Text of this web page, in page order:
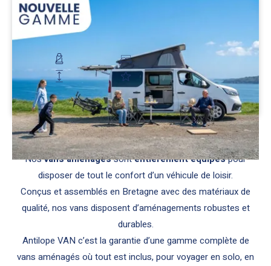
Flex 5 Confort
Encore plus d’autonomie et de confort
65 900 €
Couchage 4 personnes
Hauteur : 2 m
Suspension pneumatique
Découvrir
Avec les vans aménagésAntilope VAN, ne choisissez pas
entre le prix et le confort pour voyager.
Nosvans aménagéssontentièrement équipéspour
disposer de tout le confort d’un véhicule de loisir.
Conçus et assemblés en Bretagne avec des matériaux de
qualité, nos vans disposent d’aménagements robustes et
durables.
Antilope VAN c’est la garantie d’une gamme complète de
vans aménagés où tout est inclus, pour voyager en solo, en